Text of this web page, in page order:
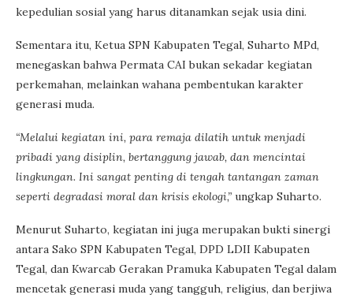
kepedulian sosial yang harus ditanamkan sejak usia dini.
Sementara itu, Ketua SPN Kabupaten Tegal, Suharto MPd,
menegaskan bahwa Permata CAI bukan sekadar kegiatan
perkemahan, melainkan wahana pembentukan karakter
generasi muda.
“Melalui kegiatan ini, para remaja dilatih untuk menjadi
pribadi yang disiplin, bertanggung jawab, dan mencintai
lingkungan. Ini sangat penting di tengah tantangan zaman
seperti degradasi moral dan krisis ekologi,” ungkap Suharto.
Menurut Suharto, kegiatan ini juga merupakan bukti sinergi
antara Sako SPN Kabupaten Tegal, DPD LDII Kabupaten
Tegal, dan Kwarcab Gerakan Pramuka Kabupaten Tegal dalam
mencetak generasi muda yang tangguh, religius, dan berjiwa